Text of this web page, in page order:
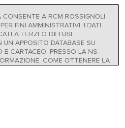
A RCM ROSSIGNOLI
FINI AMMINISTRATIVI. I DATI
A TERZI O DIFFUSI:
UN APPOSITO DATABASE SU
E CARTACEO, PRESSO LA NS.
COME OTTENERE LA
TRATTAMENTO, POTRÀ
INFORMATIVA